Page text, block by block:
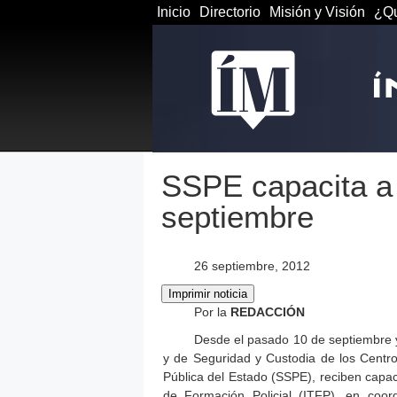
Inicio Directorio Misión y Visión
SSPE capacita
septiembre
26 septiembre, 2012
Por la REDACCIÓN
Desde el pasado 10 de
y de Seguridad y Custodia de los
Pública del Estado (SSPE), reciben